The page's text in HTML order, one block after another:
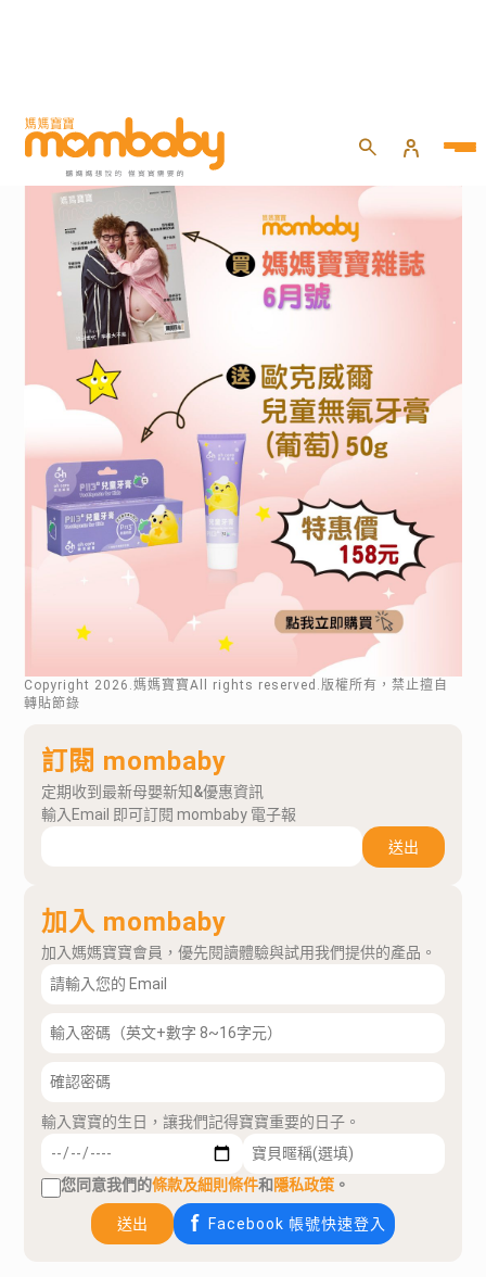
Copyright 2026 .媽媽寶寶All rights reserved.版權所有，禁止擅自
轉貼節錄
訂閱 mombaby
定期收到最新母嬰新知&優惠資訊
輸入Email 即可訂閱 mombaby 電子報
送出
加入 mombaby
加入媽媽寶寶會員，優先閱讀體驗與試用我們提供的產品。
輸入寶寶的生日，讓我們記得寶寶重要的日子。
您同意我們的條款及細則條件和隱私政策 。
送出 Facebook 帳號快速登入